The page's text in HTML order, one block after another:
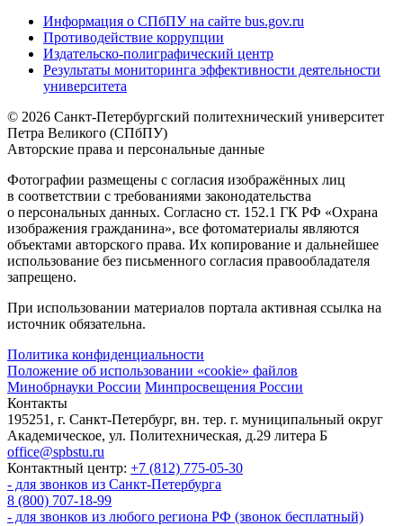
Информация о СПбПУ на сайте bus.gov.ru
Противодействие коррупции
Издательско-полиграфический центр
Результаты мониторинга эффективности деятельности
университета
© 2026 Санкт-Петербургский политехнический университет
Петра Великого (СПбПУ)
Авторские права и персональные данные
Фотографии размещены с согласия изображённых лиц
в соответствии с требованиями законодательства
о персональных данных. Согласно ст. 152.1 ГК РФ «Охрана
изображения гражданина», все фотоматериалы являются
объектами авторского права. Их копирование и дальнейшее
использование без письменного согласия правообладателя
запрещено.
При использовании материалов портала активная ссылка на
источник обязательна.
Политика конфиденциальности
Положение об использовании «cookie» файлов
Минобрнауки России Минпросвещения России
Контакты
195251, г. Санкт-Петербург, вн. тер. г. муниципальный округ
Академическое, ул. Политехническая, д.29 литера Б
office@spbstu.ru
Контактный центр: +7 (812) 775-05-30
- для звонков из Санкт-Петербурга
8 (800) 707-18-99
- для звонков из любого региона РФ (звонок бесплатный)